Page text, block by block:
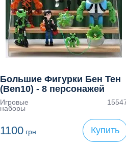
Большие Фигурки Бен Тен
(Ben10) - 8 персонажей
Игровые
наборы
1100 грн Купить